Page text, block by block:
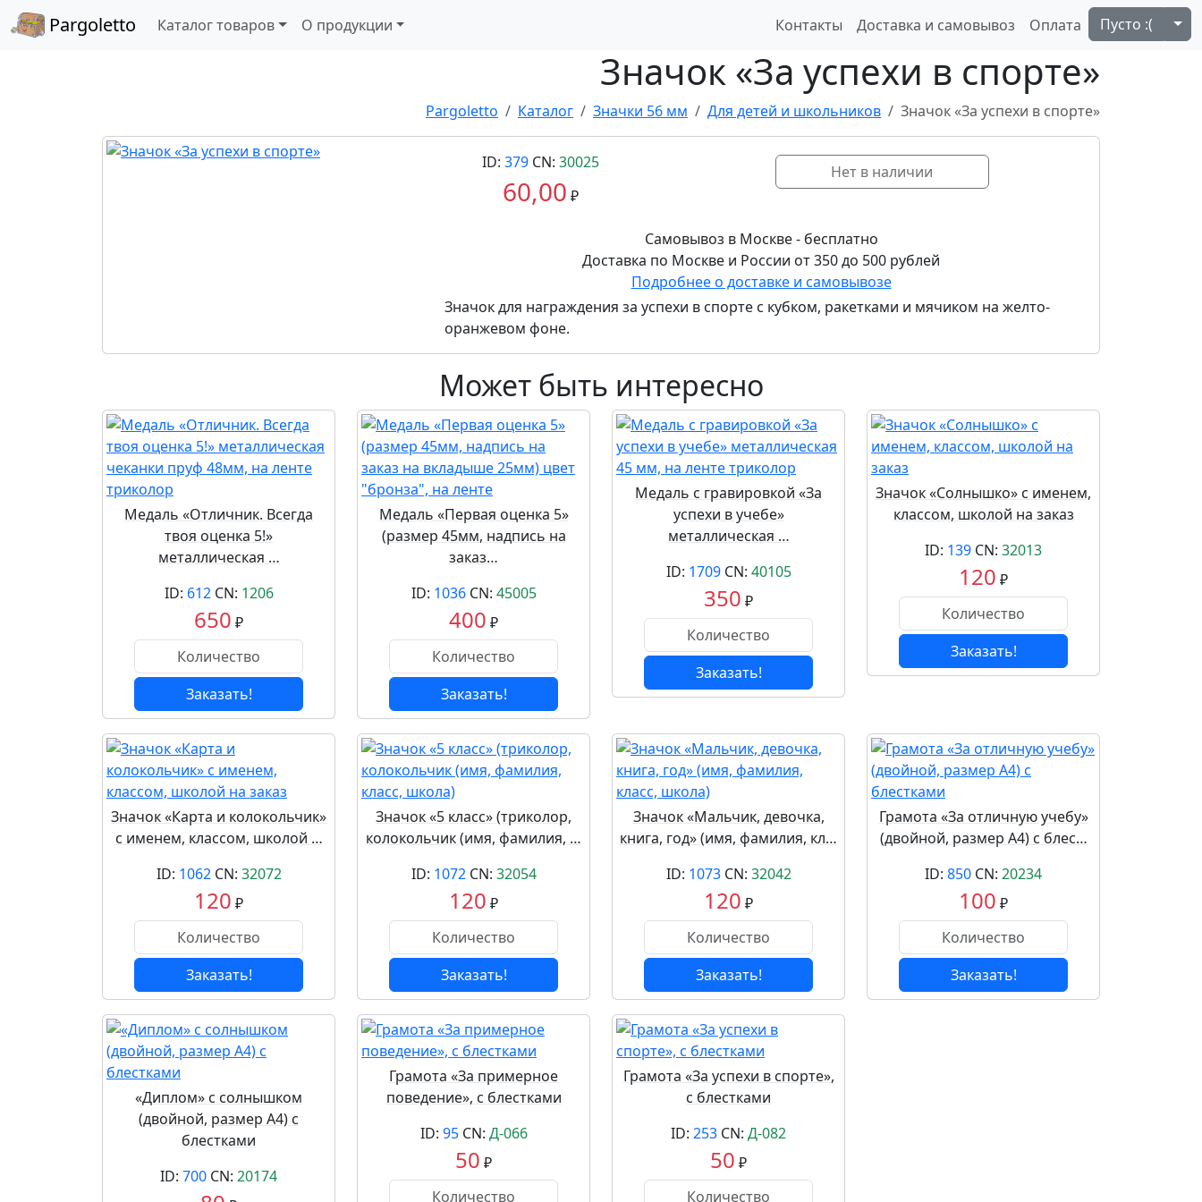
Pargoletto Каталог товаров О продукции Контакты Доставка и самовывоз Оплата Пусто :(
Значок «За успехи в спорте»
Pargoletto Каталог Значки 56 мм Для детей и школьников Значок «За успехи в спорте»
ID: 379CN: 30025
60,00 ₽
Нет в наличии
Самовывоз в Москве - бесплатно
Доставка по Москве и России от 350 до 500 рублей
Подробнее о доставке и самовывозе
Значок для награждения за успехи в спорте с кубком, ракетками и мячиком на желто-
оранжевом фоне.
Может быть интересно
Медаль «Отличник. Всегда
твоя оценка 5!»
металлическая …
ID: 612CN: 1206
650 ₽
Заказать!
Медаль «Первая оценка 5»
(размер 45мм, надпись на
заказ…
ID: 1036CN: 45005
400 ₽
Заказать!
Медаль с гравировкой «За
успехи в учебе»
металлическая …
ID: 1709CN: 40105
350 ₽
Заказать!
Значок «Солнышко» с именем,
классом, школой на заказ
ID: 139 CN: 32013
120 ₽
Заказать!
Значок «Карта и колокольчик»
с именем, классом, школой …
ID: 1062CN: 32072
120 ₽
Заказать!
Значок «5 класс» (триколор,
колокольчик (имя, фамилия, …
ID: 1072CN: 32054
120 ₽
Заказать!
Значок «Мальчик, девочка,
книга, год» (имя, фамилия, кл…
ID: 1073CN: 32042
120 ₽
Заказать!
Грамота «За отличную учебу»
(двойной, размер А4) с блес…
ID: 850 CN: 20234
100 ₽
Заказать!
«Диплом» с солнышком
(двойной, размер А4) с
блестками
ID: 700 CN: 20174
Грамота «За примерное
поведение», с блестками
ID: 95CN: Д-066
50 ₽
Грамота «За успехи в спорте»,
с блестками
ID: 253 CN: Д-082
50 ₽